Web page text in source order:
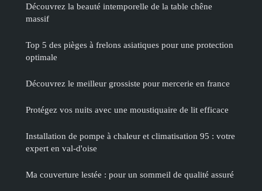
Découvrez la beauté intemporelle de la table chêne
massif
Top 5 des pièges à frelons asiatiques pour une protection
optimale
Découvrez le meilleur grossiste pour mercerie en france
Protégez vos nuits avec une moustiquaire de lit efficace
Installation de pompe à chaleur et climatisation 95 : votre
expert en val-d'oise
Ma couverture lestée : pour un sommeil de qualité assuré